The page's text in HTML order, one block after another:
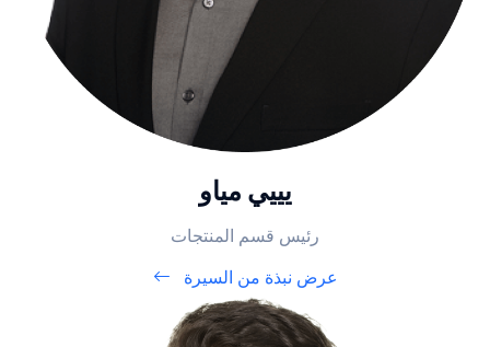
يييي مياو
رئيس قسم المنتجات
عرض نبذة من السيرة